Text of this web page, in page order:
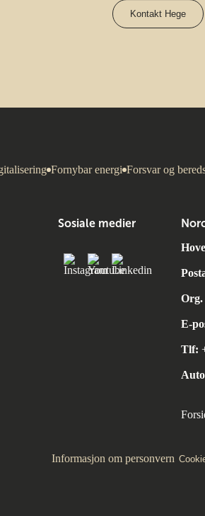
Kontakt Hege
Fornybar energi Forsvar og
Sosiale medier
E-
Tlf:
Informasjon om personvern